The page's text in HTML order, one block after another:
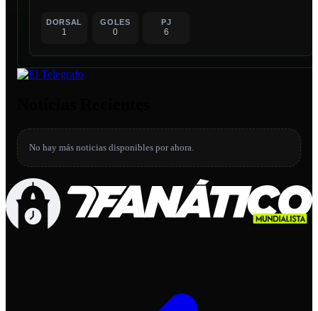
DORSAL
1
GOLES
0
PJ
6
No hay más noticias disponibles por ahora.